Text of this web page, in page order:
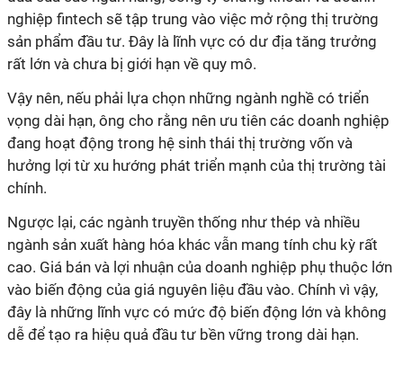
nghiệp fintech sẽ tập trung vào việc mở rộng thị trường
sản phẩm đầu tư. Đây là lĩnh vực có dư địa tăng trưởng
rất lớn và chưa bị giới hạn về quy mô.
Vậy nên, nếu phải lựa chọn những ngành nghề có triển
vọng dài hạn, ông cho rằng nên ưu tiên các doanh nghiệp
đang hoạt động trong hệ sinh thái thị trường vốn và
hưởng lợi từ xu hướng phát triển mạnh của thị trường tài
chính.
Ngược lại, các ngành truyền thống như thép và nhiều
ngành sản xuất hàng hóa khác vẫn mang tính chu kỳ rất
cao. Giá bán và lợi nhuận của doanh nghiệp phụ thuộc lớn
vào biến động của giá nguyên liệu đầu vào. Chính vì vậy,
đây là những lĩnh vực có mức độ biến động lớn và không
dễ để tạo ra hiệu quả đầu tư bền vững trong dài hạn.